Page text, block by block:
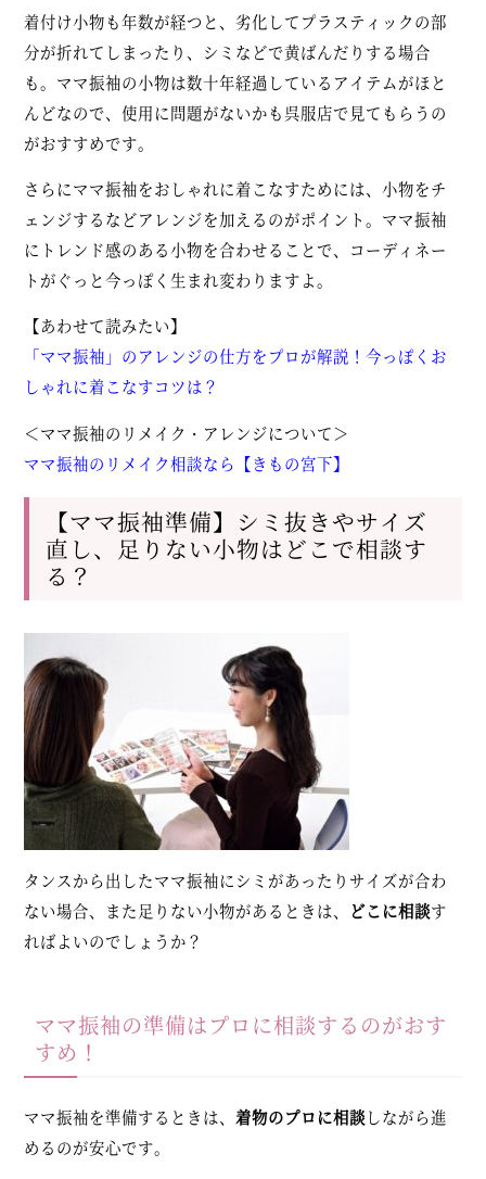
着付け小物も年数が経つと、劣化してプラスティックの部
分が折れてしまったり、シミなどで黄ばんだりする場合
も。ママ振袖の小物は数十年経過しているアイテムがほと
んどなので、使用に問題がないかも呉服店で見てもらうの
がおすすめです。
さらにママ振袖をおしゃれに着こなすためには、小物をチ
ェンジするなどアレンジを加えるのがポイント。ママ振袖
にトレンド感のある小物を合わせることで、コーディネー
トがぐっと今っぽく生まれ変わりますよ。
【あわせて読みたい】
「ママ振袖」のアレンジの仕方をプロが解説！今っぽくお
しゃれに着こなすコツは？
＜ママ振袖のリメイク・アレンジについて＞
ママ振袖のリメイク相談なら【きもの宮下】
【ママ振袖準備】シミ抜きやサイズ
直し、足りない小物はどこで相談す
る？
タンスから出したママ振袖にシミがあったりサイズが合わ
ない場合、また足りない小物があるときは、
どこに相談す
ればよいのでしょうか？
ママ振袖の準備はプロに相談するのがおす
すめ！
ママ振袖を準備するときは、着物のプロに相談しながら進
めるのが安心です。